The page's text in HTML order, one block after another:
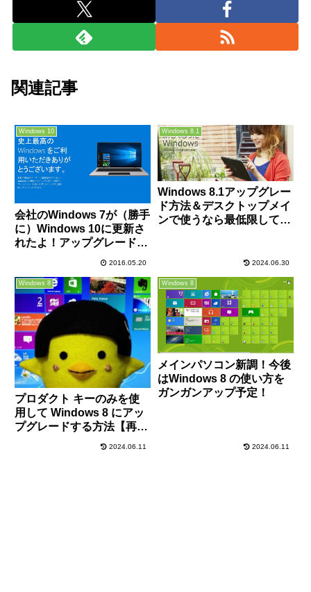
関連記事
Windows 10
会社のWindows 7が（勝手
に）Windows 10に更新さ
れたよ！アップグレードを
2016.05.20
Windows 8.1
Windows 8.1アップグレー
ド方法＆デスクトップメイ
ンで使うなら最低限してお
2024.06.30
Windows 8
プロダクト キーのみを使
用して Windows 8 にアッ
プグレードする方法【再イ
2024.06.11
Windows 8
メインパソコン新調！今後
はWindows 8 の使い方を
ガンガンアップ予定！
2024.06.11